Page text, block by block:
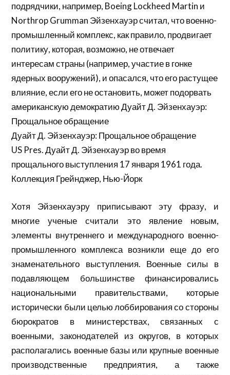
подрядчики, например, Boeing Lockheed Martin и
Northrop Grumman Эйзенхауэр считал, что военно-
промышленный комплекс, как правило, продвигает
политику, которая, возможно, не отвечает
интересам страны (например, участие в гонке
ядерных вооружений), и опасался, что его растущее
влияние, если его не остановить, может подорвать
американскую демократию Дуайт Д. Эйзенхауэр:
Прощальное обращение
Дуайт Д. Эйзенхауэр: Прощальное обращение
US Pres. Дуайт Д. Эйзенхауэр во время
прощального выступления 17 января 1961 года.
Коллекция Грейнджер, Нью-Йорк
Хотя Эйзенхауэру приписывают эту фразу, и
многие ученые считали это явление новым,
элементы внутреннего и международного военно-
промышленного комплекса возникли еще до его
знаменательного выступления. Военные силы в
подавляющем большинстве финансировались
национальными правительствами, которые
исторически были целью лоббирования со стороны
бюрократов в министерствах, связанных с
военными, законодателей из округов, в которых
располагались военные базы или крупные военные
производственные предприятия, а также